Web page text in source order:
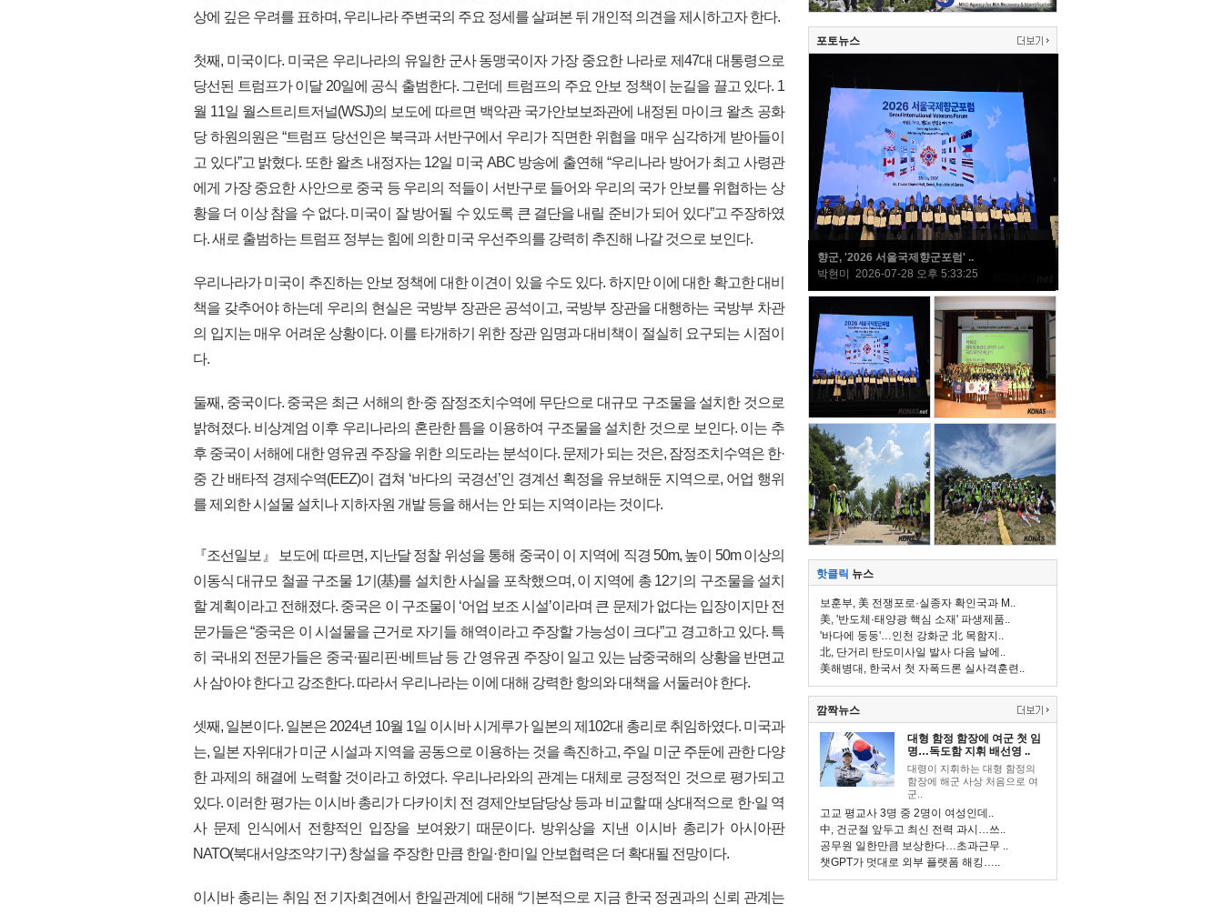
상에 깊은 우려를 표하며, 우리나라 주변국의 주요 정세를 살펴본 뒤 개인적 의견을 제시하고자 한다.
첫째, 미국이다. 미국은 우리나라의 유일한 군사 동맹국이자 가장 중요한 나라로 제47대 대통령으로
당선된 트럼프가 이달 20일에 공식 출범한다. 그런데 트럼프의 주요 안보 정책이 눈길을 끌고 있다. 1
월 11일 월스트리트저널(WSJ)의 보도에 따르면 백악관 국가안보보좌관에 내정된 마이크 왈츠 공화
당 하원의원은 “트럼프 당선인은 북극과 서반구에서 우리가 직면한 위협을 매우 심각하게 받아들이
고 있다”고 밝혔다. 또한 왈츠 내정자는 12일 미국 ABC 방송에 출연해 “우리나라 방어가 최고 사령관
에게 가장 중요한 사안으로 중국 등 우리의 적들이 서반구로 들어와 우리의 국가 안보를 위협하는 상
황을 더 이상 참을 수 없다. 미국이 잘 방어될 수 있도록 큰 결단을 내릴 준비가 되어 있다”고 주장하였
다. 새로 출범하는 트럼프 정부는 힘에 의한 미국 우선주의를 강력히 추진해 나갈 것으로 보인다.
우리나라가 미국이 추진하는 안보 정책에 대한 이견이 있을 수도 있다. 하지만 이에 대한 확고한 대비
책을 갖추어야 하는데 우리의 현실은 국방부 장관은 공석이고, 국방부 장관을 대행하는 국방부 차관
의 입지는 매우 어려운 상황이다. 이를 타개하기 위한 장관 임명과 대비책이 절실히 요구되는 시점이
다.
둘째, 중국이다. 중국은 최근 서해의 한·중 잠정조치수역에 무단으로 대규모 구조물을 설치한 것으로
밝혀졌다. 비상계엄 이후 우리나라의 혼란한 틈을 이용하여 구조물을 설치한 것으로 보인다. 이는 추
후 중국이 서해에 대한 영유권 주장을 위한 의도라는 분석이다. 문제가 되는 것은, 잠정조치수역은 한·
중 간 배타적 경제수역(EEZ)이 겹쳐 ‘바다의 국경선’인 경계선 획정을 유보해둔 지역으로, 어업 행위
를 제외한 시설물 설치나 지하자원 개발 등을 해서는 안 되는 지역이라는 것이다.
『조선일보』 보도에 따르면, 지난달 정찰 위성을 통해 중국이 이 지역에 직경 50m, 높이 50m 이상의
이동식 대규모 철골 구조물 1기(基)를 설치한 사실을 포착했으며, 이 지역에 총 12기의 구조물을 설치
할 계획이라고 전해졌다. 중국은 이 구조물이 ‘어업 보조 시설’이라며 큰 문제가 없다는 입장이지만 전
문가들은 “중국은 이 시설물을 근거로 자기들 해역이라고 주장할 가능성이 크다”고 경고하고 있다. 특
히 국내외 전문가들은 중국·필리핀·베트남 등 간 영유권 주장이 일고 있는 남중국해의 상황을 반면교
사 삼아야 한다고 강조한다. 따라서 우리나라는 이에 대해 강력한 항의와 대책을 서둘러야 한다.
셋째, 일본이다. 일본은 2024년 10월 1일 이시바 시게루가 일본의 제102대 총리로 취임하였다. 미국과
는, 일본 자위대가 미군 시설과 지역을 공동으로 이용하는 것을 촉진하고, 주일 미군 주둔에 관한 다양
한 과제의 해결에 노력할 것이라고 하였다. 우리나라와의 관계는 대체로 긍정적인 것으로 평가되고
있다. 이러한 평가는 이시바 총리가 다카이치 전 경제안보담당상 등과 비교할 때 상대적으로 한·일 역
사 문제 인식에서 전향적인 입장을 보여왔기 때문이다. 방위상을 지낸 이시바 총리가 아시아판
NATO(북대서양조약기구) 창설을 주장한 만큼 한일·한미일 안보협력은 더 확대될 전망이다.
이시바 총리는 취임 전 기자회견에서 한일관계에 대해 “기본적으로 지금 한국 정권과의 신뢰 관계는
포토뉴스
향군, '2026 서울국제향군포럼' ..
박현미 2026-07-28 오후 5:33:25
핫클릭 뉴스
보훈부, 美 전쟁포로·실종자 확인국과 M..
美, '반도체·태양광 핵심 소재' 파생제품..
'바다에 둥둥'…인천 강화군 北 목함지..
北, 단거리 탄도미사일 발사 다음 날에..
美해병대, 한국서 첫 자폭드론 실사격훈련..
깜짝뉴스
대형 함정 함장에 여군 첫 임
명…독도함 지휘 배선영 ..
대령이 지휘하는 대형 함정의
함장에 해군 사상 처음으로 여
군..
고교 평교사 3명 중 2명이 여성인데..
中, 건군절 앞두고 최신 전력 과시…쓰..
공무원 일한만큼 보상한다…초과근무 ..
챗GPT가 멋대로 외부 플랫폼 해킹…..